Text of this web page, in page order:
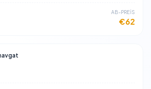
​AB-PREİS
€62